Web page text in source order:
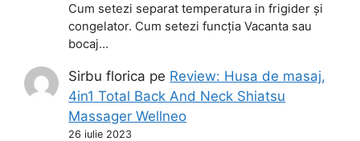
Cum setezi separat temperatura in frigider și
congelator. Cum setezi funcția Vacanta sau
bocaj…
Sirbu florica pe Review: Husa de masaj,
4in1 Total Back And Neck Shiatsu
Massager Wellneo
26 iulie 2023